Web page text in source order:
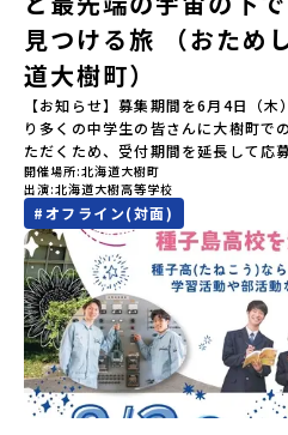
学3年生【宿泊先】ありこや（佐賀
留学生が活用している宿泊施設（シ
宿泊いただく予定です。 【旅行代金
用のうち、以下の内容が無料となり
グラム内のアクティビティ・体験費
参加者のご負担となります・集合場
や自由時間の個人飲食費などの個人
申し込み多数の場合は抽選の上決定
数の場合は、締め切り後1週間を目途
す。【申し込み受付期間】5月7日(
12：00まで疑問も不安もワクワク
ステップアップ説明会プログラムの
申し込みを迷われている方向けに
ます。知りたい情報のレベルに合わ
活用ください。【STEP 1】全体オ
し地域留学」を知りたい方へ〜日本
加できる「おためし地域留学」の全
開催しました。中学生一人での参加
なる「安全面」や「事務局のサポー
（みなもとのよしつね）とも縁が深
祀った神社や公園などが存在し、ア
る瞬間を肌で体感できる町です。北
化」とは？「アイヌ」の文化は北海
住民族である「アイヌ民族」によっ
す。日本語とは異なる響きを持つ「
る物に「魂」が宿ると考える「精神
どに踊られる「古式舞踊」、独特の
木彫り等の工芸など、ユニークな文
は、人間のまわりに存在する生き物
のうち、人間にとって大切な役割を
呼んでいます。いつも自分たちを見
ば、身近な動植物や、暮らしに欠か
な山や川などもすべて「カムイ」で
にした大人気マンガ「ゴールデンカ
売され、2026年3月に映画の続編も
ます。今回は、平取町の中でもアイ
「二風谷（にぶたに）コタン」へ出
どを体感することができます。ぜひ
見つける旅 （おため
道大樹町）
【お知らせ】募集期間を6月4日（
り多くの中学生の皆さんに大樹町で
ただくため、受付期間を延長して応
し込みのタイミングを逃してしまっ
ひ一歩踏み出してみませんか？※都
がございます。お早目にご応募
-------------------＼返還不要・3年
学に【毎月2万円】の給付型奨学金
なたの未来を応援！～ 詳細・条
--------------------------ーーーーー
ーーーーーーーーーーーーーー＜体
ケットの打ち上げ成功で話題になっ
ンバレー」を目指す大樹町で、最先
く大自然を肌で感じてみませんか？
になる。いつか留学してみたい！」
開催場所 北海道大樹町
出演 北海道大樹高等学校
#オフライン(対面)